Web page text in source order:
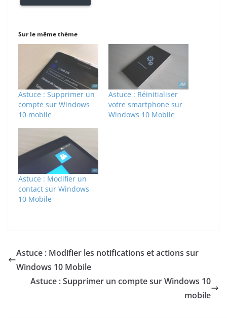
Sur le même thème
Astuce : Supprimer un
compte sur Windows
10 mobile
Astuce : Réinitialiser
votre smartphone sur
Windows 10 Mobile
Astuce : Modifier un
contact sur Windows
10 Mobile
Astuce : Modifier les notifications et actions sur
Windows 10 Mobile
Astuce : Supprimer un compte sur Windows 10
mobile